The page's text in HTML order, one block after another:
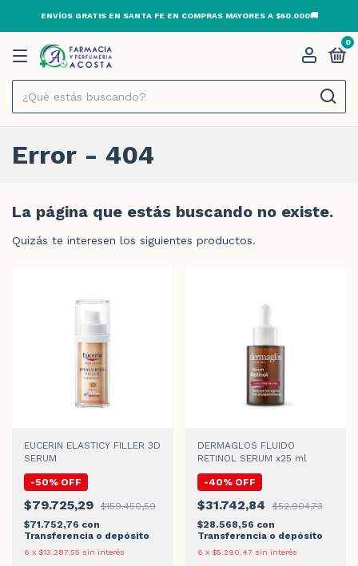
ENVÍOS GRATIS EN SANTA FE EN COMPRAS MAYORES A $60.000🚚
0
Error - 404
La página que estás buscando no existe.
Quizás te interesen los siguientes productos.
EUCERIN ELASTICY FILLER 3D
SERUM
-50% OFF
$79.725,29
$159.450,59
$71.752,76 con
Transferencia o depósito
6 x $13.287,55 sin interés
DERMAGLOS FLUIDO
RETINOL SERUM x25 ml
-40% OFF
$31.742,84
$52.904,73
$28.568,56 con
Transferencia o depósito
6 x $5.290,47 sin interés